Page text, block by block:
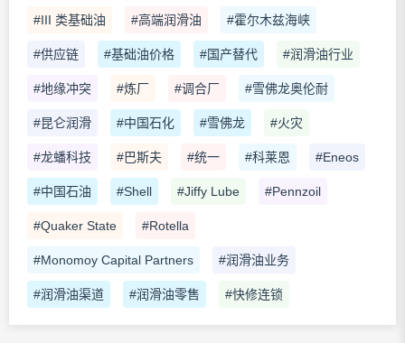
#III 类基础油 #高端润滑油 #霍尔木兹海峡
#供应链 #基础油价格 #国产替代 #润滑油行业
#地缘冲突 #炼厂 #调合厂 #雪佛龙奥伦耐
#昆仑润滑 #中国石化 #雪佛龙 #火灾
#龙蟠科技 #巴斯夫 #统一 #科莱恩 #Eneos
#中国石油 #Shell #Jiffy Lube #Pennzoil
#Quaker State #Rotella
#Monomoy Capital Partners #润滑油业务
#润滑油渠道 #润滑油零售 #快修连锁